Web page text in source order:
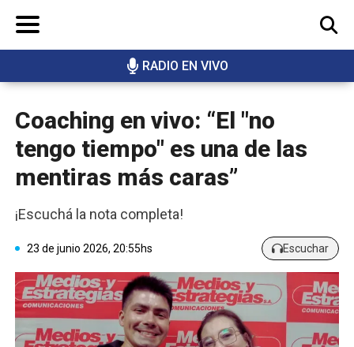
RADIO EN VIVO
BUSCAR
Coaching en vivo: “El "no
tengo tiempo" es una de las
mentiras más caras”
¡Escuchá la nota completa!
23 de junio 2026, 20:55hs Escuchar